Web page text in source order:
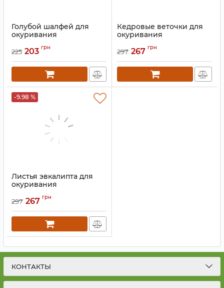
Голубой шалфей для
окуривания
225 203 грн
Кедровые веточки для
окуривания
297 267 грн
-9.98 %
Листья эвкалипта для
окуривания
297 267 грн
КОНТАКТЫ